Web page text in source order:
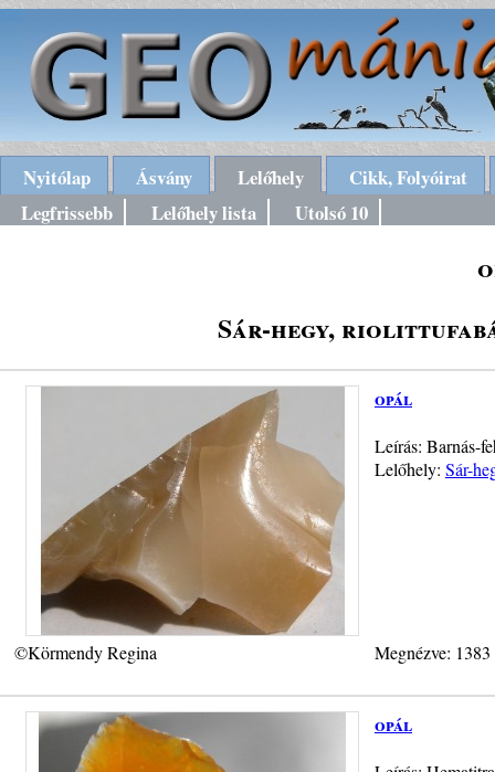
Nyitólap Ásvány Lelőhely
Cikk, Folyóirat
Legfrissebb
Lelőhely lista Utolsó 10
Sár-hegy,
opál
Leírás: Barnás-
Lelőhely: Sár-
©Körmendy Regina Megnézve:
opál